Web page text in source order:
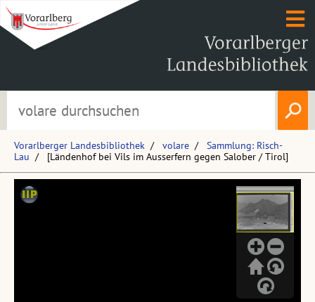
Vorarlberger Landesbibliothek volare
Sammlung: Risch-
Lau
[Ländenhof bei Vils im Ausserfern gegen Salober / Tirol]